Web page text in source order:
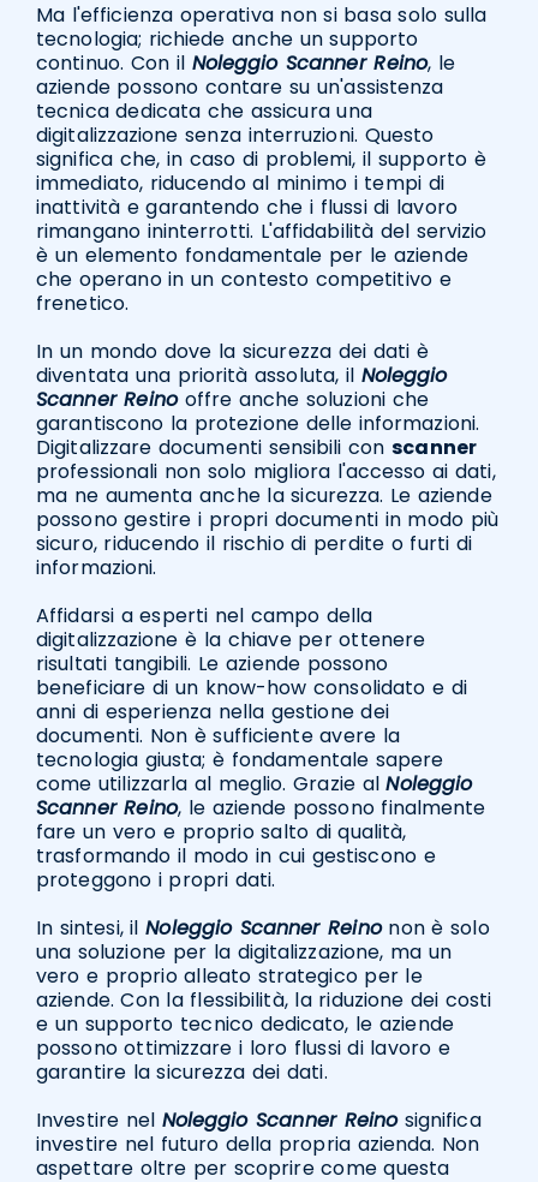
Ma l'efficienza operativa non si basa solo sulla
tecnologia; richiede anche un supporto
continuo. Con il Noleggio Scanner Reino, le
aziende possono contare su un'assistenza
tecnica dedicata che assicura una
digitalizzazione senza interruzioni. Questo
significa che, in caso di problemi, il supporto è
immediato, riducendo al minimo i tempi di
inattività e garantendo che i flussi di lavoro
rimangano ininterrotti. L'affidabilità del servizio
è un elemento fondamentale per le aziende
che operano in un contesto competitivo e
frenetico.
In un mondo dove la sicurezza dei dati è
diventata una priorità assoluta, il Noleggio
Scanner Reinooffre anche soluzioni che
garantiscono la protezione delle informazioni.
Digitalizzare documenti sensibili conscanner
professionali non solo migliora l'accesso ai dati,
ma ne aumenta anche la sicurezza. Le aziende
possono gestire i propri documenti in modo più
sicuro, riducendo il rischio di perdite o furti di
informazioni.
Affidarsi a esperti nel campo della
digitalizzazione è la chiave per ottenere
risultati tangibili. Le aziende possono
beneficiare di un know-how consolidato e di
anni di esperienza nella gestione dei
documenti. Non è sufficiente avere la
tecnologia giusta; è fondamentale sapere
come utilizzarla al meglio. Grazie alNoleggio
Scanner Reino, le aziende possono finalmente
fare un vero e proprio salto di qualità,
trasformando il modo in cui gestiscono e
proteggono i propri dati.
In sintesi, ilNoleggio Scanner Reinonon è solo
una soluzione per la digitalizzazione, ma un
vero e proprio alleato strategico per le
aziende. Con la flessibilità, la riduzione dei costi
e un supporto tecnico dedicato, le aziende
possono ottimizzare i loro flussi di lavoro e
garantire la sicurezza dei dati.
Investire nel Noleggio Scanner Reinosignifica
investire nel futuro della propria azienda. Non
aspettare oltre per scoprire come questa